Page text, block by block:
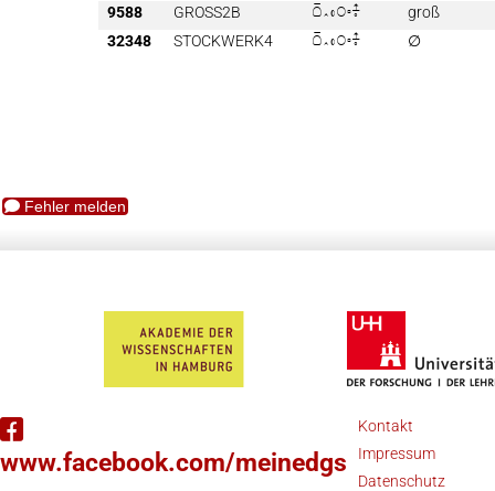
9588 GROSS2B 
groß
32348
STOCKWERK4  ∅
Fehler melden
www.facebook.com/meinedgs
Kontakt
Impressum
Datenschutz